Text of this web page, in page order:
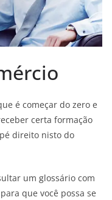
é começar do zero e
certa formação
direito nisto do
um glossário com
que você possa se